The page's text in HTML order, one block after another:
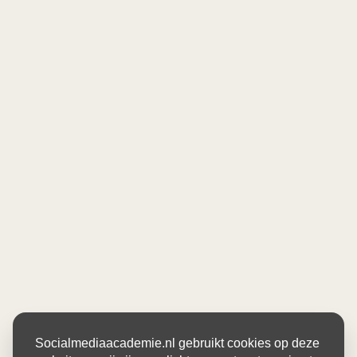
Socialmediaacademie.nl gebruikt cookies op deze